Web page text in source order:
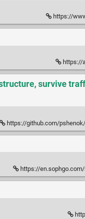
https://
https://
survive
https://github.com/pshenok/
https://